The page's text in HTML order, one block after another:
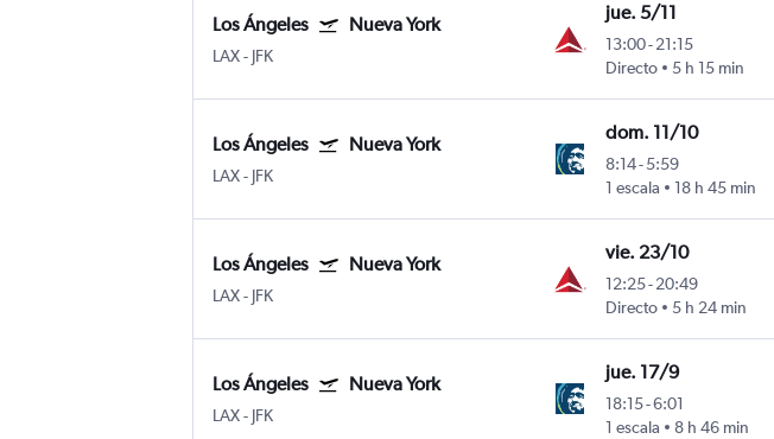
Los Ángeles Nueva York
LAX- JFK
jue. 5/11
13:00-21:15
Directo
5 h 15 min
Los Ángeles Nueva York
LAX- JFK
dom. 11/10
8:14-5:59
1 escala
18 h 45 min
Los Ángeles Nueva York
LAX- JFK
vie. 23/10
12:25-20:49
Directo
5 h 24 min
Los Ángeles Nueva York
LAX- JFK
jue. 17/9
18:15-6:01
1 escala
8 h 46 min